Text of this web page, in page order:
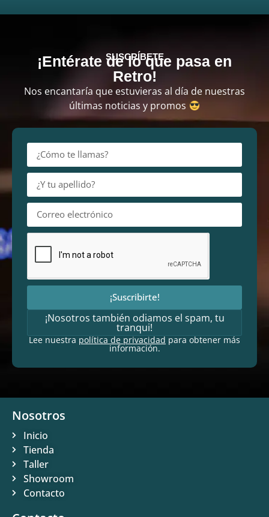
SUSCRÍBETE
¡Entérate de lo que pasa en
Retro!
Nos encantaría que estuvieras al día de nuestras
últimas noticias y promos
¡Suscribirte!
¡Nosotros también odiamos el spam, tu
tranqui!
Lee nuestrapolítica de privacidadpara obtener más
información.
Nosotros
Inicio
Tienda
Taller
Showroom
Contacto